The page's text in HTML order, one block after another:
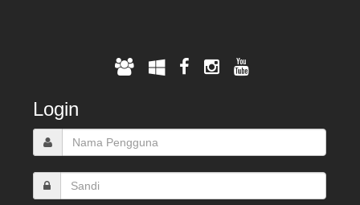
Login